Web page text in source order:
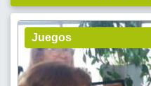
Juegos